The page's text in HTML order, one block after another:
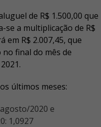
de R$ 1.500,00 que
a multiplicação de R$
em R$ 2.007,45, que
final do mês de
últimos meses:
1,0927